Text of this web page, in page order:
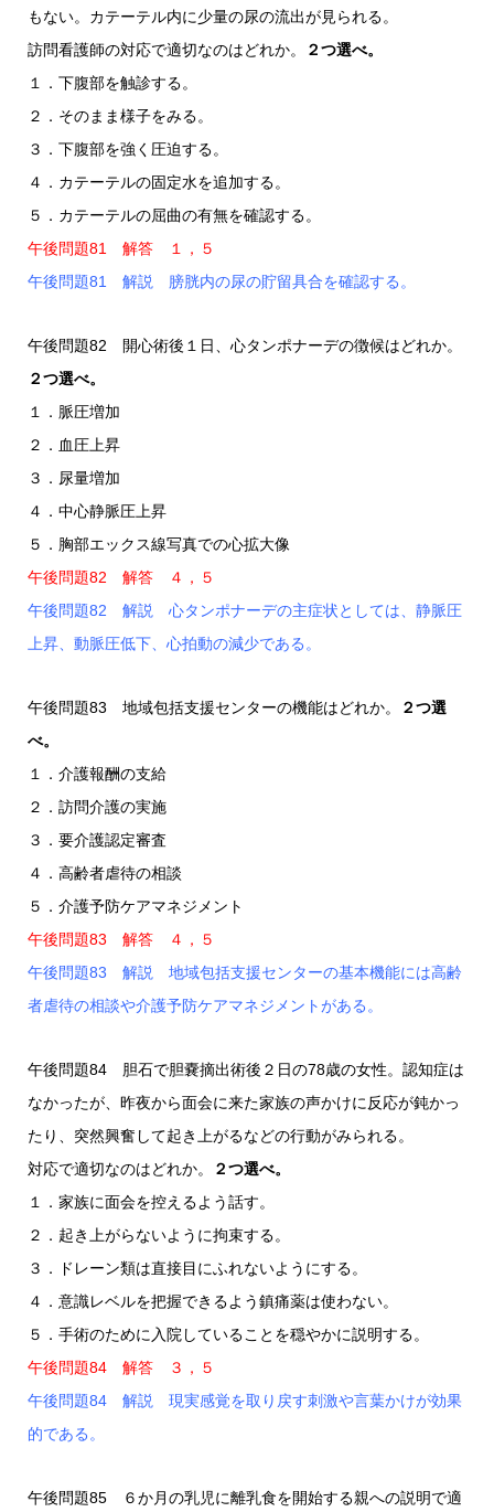
もない。カテーテル内に少量の尿の流出が見られる。
訪問看護師の対応で適切なのはどれか。
２つ選べ。
１．下腹部を触診する。
２．そのまま様子をみる。
３．下腹部を強く圧迫する。
４．カテーテルの固定水を追加する。
５．カテーテルの屈曲の有無を確認する。
午後問題81 解答 １，５
午後問題81 解説 膀胱内の尿の貯留具合を確認する。
午後問題82 開心術後１日、心タンポナーデの徴候はどれか。
２つ選べ。
１．脈圧増加
２．血圧上昇
３．尿量増加
４．中心静脈圧上昇
５．胸部エックス線写真での心拡大像
午後問題82 解答 ４，５
午後問題82 解説 心タンポナーデの主症状としては、静脈圧
上昇、動脈圧低下、心拍動の減少である。
午後問題83 地域包括支援センターの機能はどれか。
２つ選
べ。
１．介護報酬の支給
２．訪問介護の実施
３．要介護認定審査
４．高齢者虐待の相談
５．介護予防ケアマネジメント
午後問題83 解答 ４，５
午後問題83 解説 地域包括支援センターの基本機能には高齢
者虐待の相談や介護予防ケアマネジメントがある。
午後問題84 胆石で胆嚢摘出術後２日の78歳の女性。認知症は
なかったが、昨夜から面会に来た家族の声かけに反応が鈍かっ
たり、突然興奮して起き上がるなどの行動がみられる。
対応で適切なのはどれか。
２つ選べ。
１．家族に面会を控えるよう話す。
２．起き上がらないように拘束する。
３．ドレーン類は直接目にふれないようにする。
４．意識レベルを把握できるよう鎮痛薬は使わない。
５．手術のために入院していることを穏やかに説明する。
午後問題84 解答 ３，５
午後問題84 解説 現実感覚を取り戻す刺激や言葉かけが効果
的である。
午後問題85 ６か月の乳児に離乳食を開始する親への説明で適